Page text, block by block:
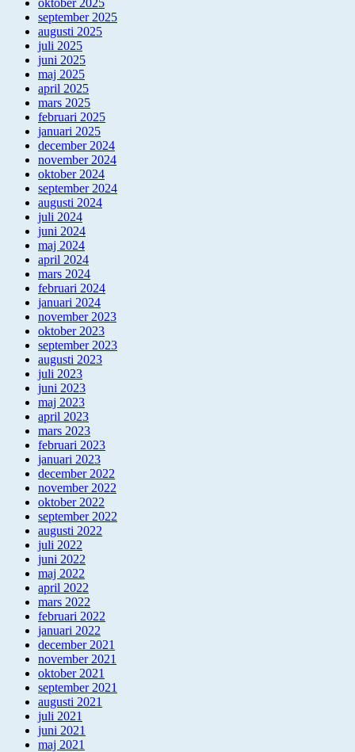
oktober 2025
september 2025
augusti 2025
juli 2025
juni 2025
maj 2025
april 2025
mars 2025
februari 2025
januari 2025
december 2024
november 2024
oktober 2024
september 2024
augusti 2024
juli 2024
juni 2024
maj 2024
april 2024
mars 2024
februari 2024
januari 2024
november 2023
oktober 2023
september 2023
augusti 2023
juli 2023
juni 2023
maj 2023
april 2023
mars 2023
februari 2023
januari 2023
december 2022
november 2022
oktober 2022
september 2022
augusti 2022
juli 2022
juni 2022
maj 2022
april 2022
mars 2022
februari 2022
januari 2022
december 2021
november 2021
oktober 2021
september 2021
augusti 2021
juli 2021
juni 2021
maj 2021